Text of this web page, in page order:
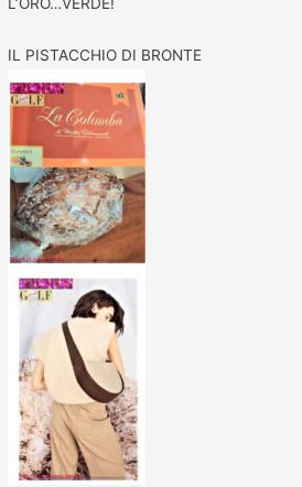
IL PISTACCHIO DI BRONTE